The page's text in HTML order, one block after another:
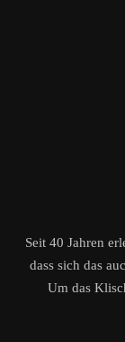
Seit 40 Jahren
dass sich das
Um das